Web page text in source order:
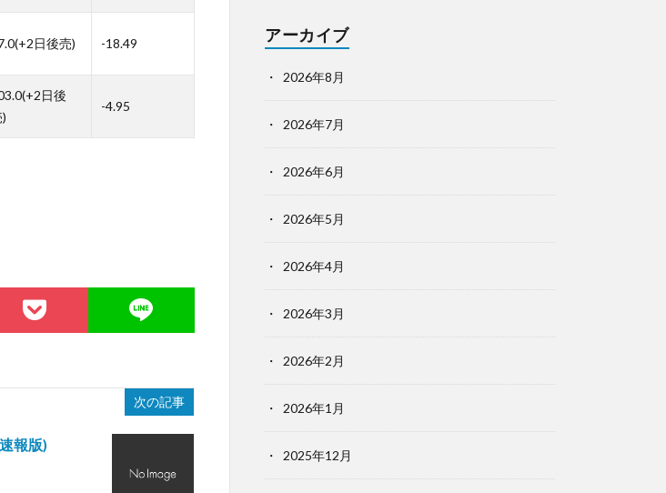
日後売) -18.49
日後
-4.95
次の記事
報版)
アーカイブ
2026年8月
2026年7月
2026年6月
2026年5月
2026年4月
2026年3月
2026年2月
2026年1月
2025年12月